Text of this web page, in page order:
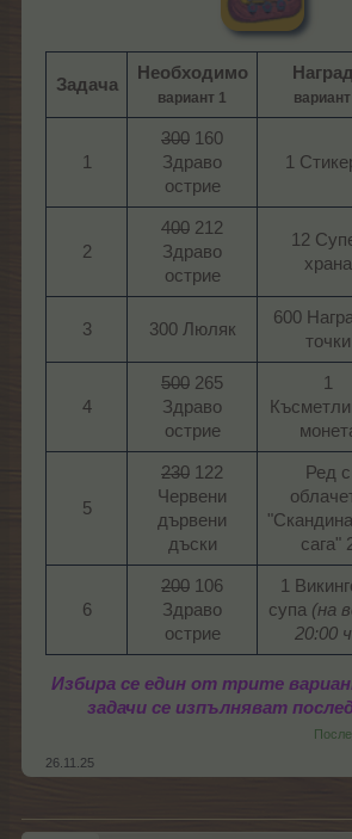
Задача
Необходимо
вариант 1 вариант
1​
300 160
Здраво
острие​
1
2​
400 212
Здраво
острие​
12
храна​
3​ 300 Люляк​
600
точки​
4​
500 265
Здраво
острие​
1
5​
230 122
Червени
дървени
дъски​
Ред с
сага"
6​
200 106
Здраво
острие​
1
супа (на
20:00
Избира се един от трите
задачи се изпълняват
26.11.25